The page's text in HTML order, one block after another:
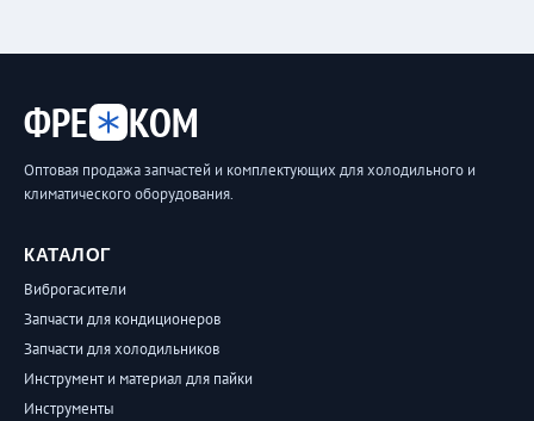
ФРЕ КОМ
Оптовая продажа запчастей и комплектующих для холодильного и
климатического оборудования.
КАТАЛОГ
Виброгасители
Запчасти для кондиционеров
Запчасти для холодильников
Инструмент и материал для пайки
Инструменты